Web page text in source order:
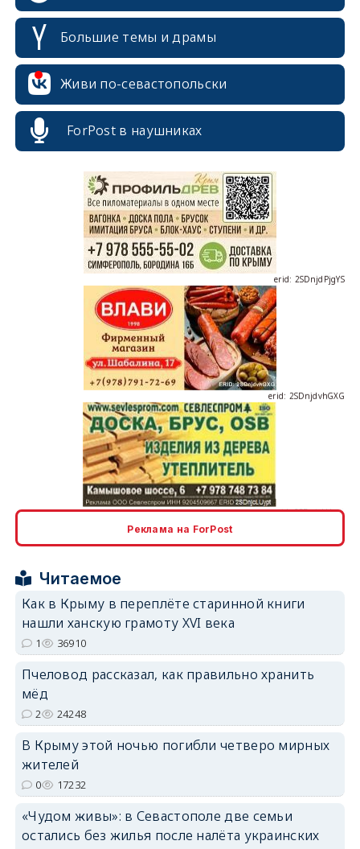
Большие темы и драмы
Живи по-севастопольски
ForPost в наушниках
erid: 2SDnjcrDNw6
erid: 2SDnjdPjgYS
erid: 2SDnjdvhGXG
Реклама на ForPost
Читаемое
Как в Крыму в переплёте старинной книги
нашли ханскую грамоту XVI века
1 36910
Пчеловод рассказал, как правильно хранить
мёд
2 24248
В Крыму этой ночью погибли четверо мирных
жителей
0 17232
«Чудом живы»: в Севастополе две семьи
остались без жилья после налёта украинских